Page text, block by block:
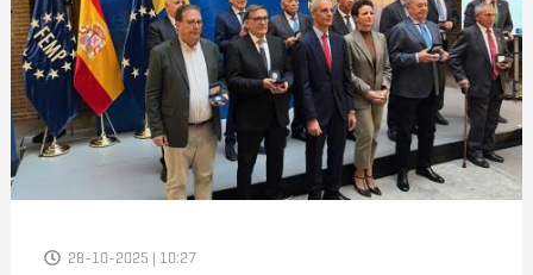
28-10-2025 | 10:27